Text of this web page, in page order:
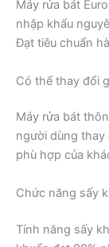
Máy rửa bát
nhập khẩu
Đạt tiêu chuẩn
Có thể thay đổi
Máy rửa bát
người dùng thay
phù hợp của
Chức năng sấy
Tính năng sấy